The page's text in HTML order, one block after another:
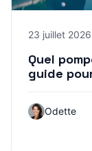
23 juillet 2026
Quel
guide
Odette